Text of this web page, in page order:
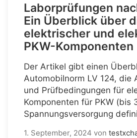
Laborprüfungen
Ein Überblick über
elektrischer und
PKW-Komponenten
Der Artikel gibt einen
Automobilnorm LV 124, die
und Prüfbedingungen für
Komponenten für PKW (bis
Spannungsversorgung
1. September, 2024 von